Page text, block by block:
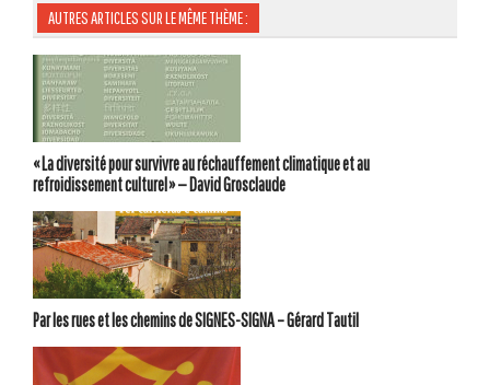
AUTRES ARTICLES SUR LE MÊME THÈME :
« La diversité pour survivre au réchauffement climatique et au
refroidissement culturel » — David Grosclaude
Par les rues et les chemins de SIGNES-SIGNA – Gérard Tautil